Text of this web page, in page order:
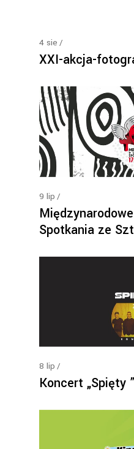
4 sie
XXI-akcja-
9 lip
Spotkania ze
8 lip
Koncert „Spięty